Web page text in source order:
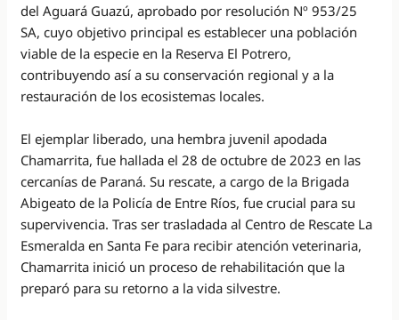
del Aguará Guazú, aprobado por resolución Nº 953/25
SA, cuyo objetivo principal es establecer una población
viable de la especie en la Reserva El Potrero,
contribuyendo así a su conservación regional y a la
restauración de los ecosistemas locales.
El ejemplar liberado, una hembra juvenil apodada
Chamarrita, fue hallada el 28 de octubre de 2023 en las
cercanías de Paraná. Su rescate, a cargo de la Brigada
Abigeato de la Policía de Entre Ríos, fue crucial para su
supervivencia. Tras ser trasladada al Centro de Rescate La
Esmeralda en Santa Fe para recibir atención veterinaria,
Chamarrita inició un proceso de rehabilitación que la
preparó para su retorno a la vida silvestre.